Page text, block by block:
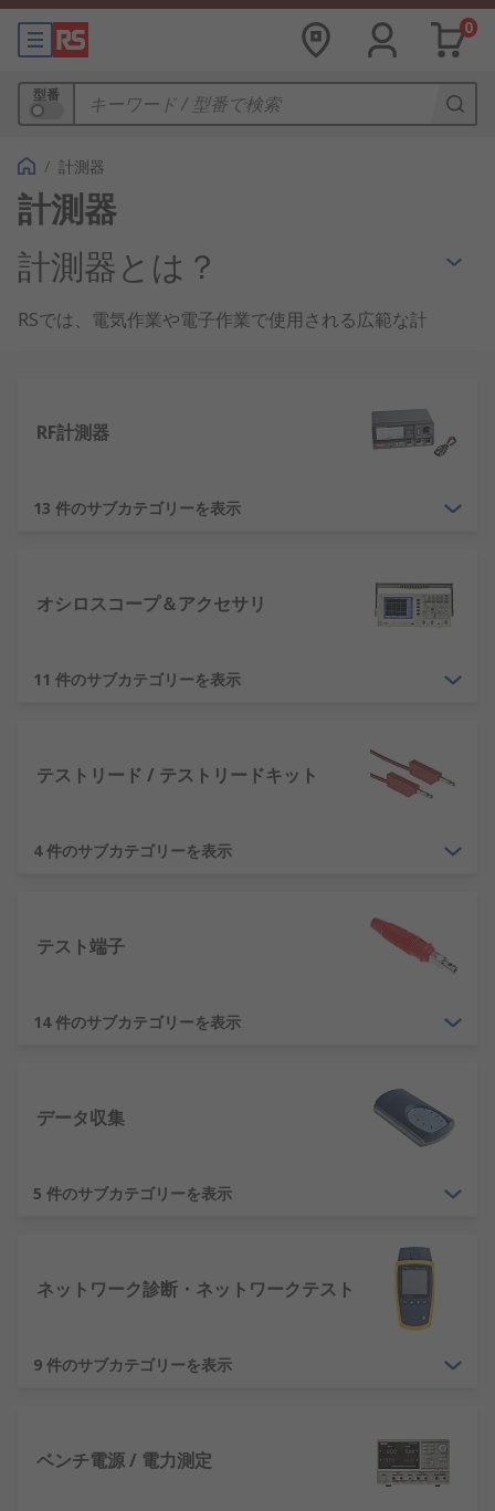
0
型番
/ 計測器
計測器
計測器とは？
RSでは、電気作業や電子作業で使用される広範な計
な手順です。テスト装置は次のことを確認します。
感電の危険性や火災の危険性がある場所の特
測定エラーがあるとコストが生じる恐れがあり、精
とで、メーカーは時間とお金を節約し、製品の品質
を向上させることができます。
電気量 - クーロン(C)
電界強度 - V/m
磁束密度 - テスラ(T)
磁場強度 - A/m
計測器は、さまざまなコンポーネントを測定 / 分析
するために多様な分野で使用されます。
電気製品
素材分析
RF計測器
13 件のサブカテゴリーを表示
オシロスコープ＆アクセサリ
11 件のサブカテゴリーを表示
テストリード / テストリードキット
4 件のサブカテゴリーを表示
テスト端子
14 件のサブカテゴリーを表示
データ収集
5 件のサブカテゴリーを表示
ネットワーク診断・ネットワークテスト
9 件のサブカテゴリーを表示
ベンチ電源 / 電力測定